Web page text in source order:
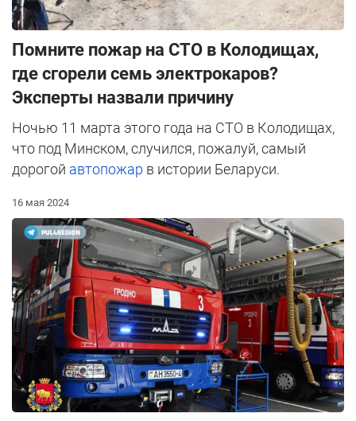
Помните пожар на СТО в Колодищах,
где сгорели семь электрокаров?
Эксперты назвали причину
Ночью 11 марта этого года на СТО в Колодищах,
что под Минском, случился, пожалуй, самый
дорогой автопожар в истории Беларуси.
16 мая 2024